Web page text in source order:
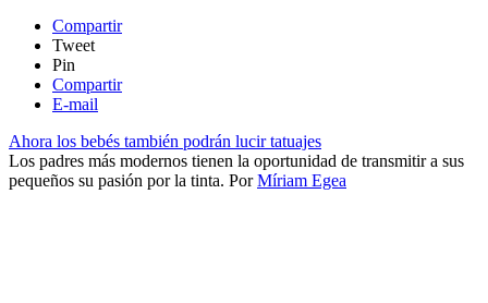
Compartir
Tweet
Pin
Compartir
E-mail
Ahora los bebés también podrán lucir tatuajes
Los padres más modernos tienen la oportunidad de transmitir a sus
pequeños su pasión por la tinta. PorMíriam Egea